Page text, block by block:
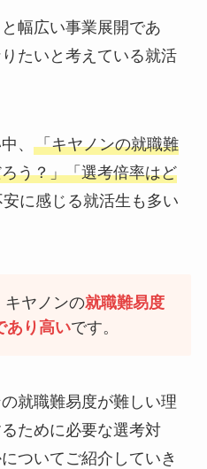
幅広い事業展開であ
たいと考えている就活
、 「キヤノンの就職難
う？」「選考倍率はど
に感じる就活生も多い
キヤノンの就職難易度
あり高いです。
就職難易度が難しい理
ために必要な選考対
ついてご紹介していき